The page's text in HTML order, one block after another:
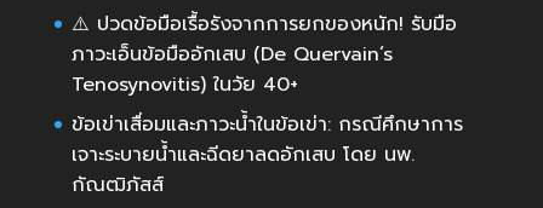
⚠️ ปวดข้อมือเรื้อรังจากการยกของหนัก! รับมือ
ภาวะเอ็นข้อมืออักเสบ (De Quervain’s
Tenosynovitis) ในวัย 40+
ข้อเข่าเสื่อมและภาวะน้ำในข้อเข่า: กรณีศึกษาการ
เจาะระบายน้ำและฉีดยาลดอักเสบ โดย นพ.
กัณฒิภัสส์